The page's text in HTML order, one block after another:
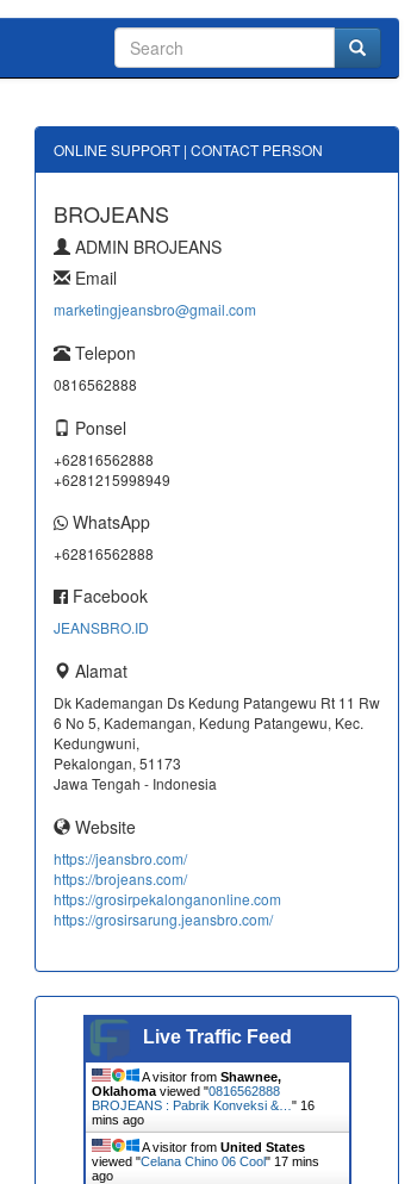
ONLINE SUPPORT | CONTACT PERSON
BROJEANS
ADMIN BROJEANS
Email
marketingjeansbro@gmail.com
Telepon
0816562888
Ponsel
+62816562888
+6281215998949
WhatsApp
+62816562888
Facebook
JEANSBRO.ID
Alamat
Dk Kademangan Ds Kedung Patangewu Rt 11 Rw
6 No 5, Kademangan, Kedung Patangewu, Kec.
Kedungwuni,
Pekalongan, 51173
Jawa Tengah - Indonesia
Website
https://jeansbro.com/
https://brojeans.com/
https://grosirpekalonganonline.com
https://grosirsarung.jeansbro.com/
Live Traffic Feed
A visitor from Shawnee,
Oklahomaviewed "0816562888
BROJEANS : Pabrik Konveksi &… " 16
mins ago
A visitor from United States
viewed "Celana Chino 06 Cool" 18 mins
ago